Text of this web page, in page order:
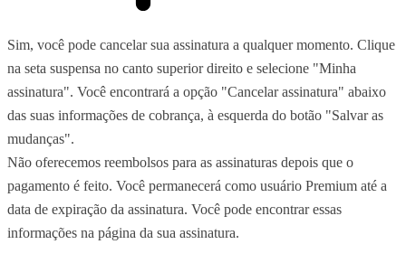
Sim, você pode cancelar sua assinatura a qualquer momento. Clique
na seta suspensa no canto superior direito e selecione "Minha
assinatura". Você encontrará a opção "Cancelar assinatura" abaixo
das suas informações de cobrança, à esquerda do botão "Salvar as
mudanças".
Não oferecemos reembolsos para as assinaturas depois que o
pagamento é feito. Você permanecerá como usuário Premium até a
data de expiração da assinatura. Você pode encontrar essas
informações na página da sua assinatura.